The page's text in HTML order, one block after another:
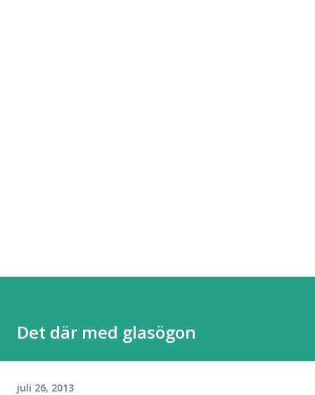
Det där med glasögon
juli 26, 2013